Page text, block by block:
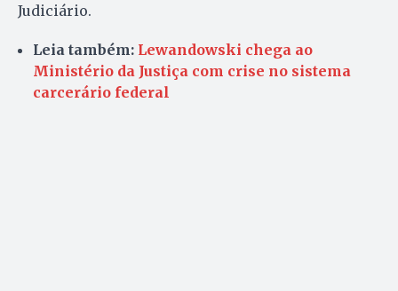
Judiciário.
Leia também: Lewandowski chega ao
Ministério da Justiça com crise no sistema
carcerário federal